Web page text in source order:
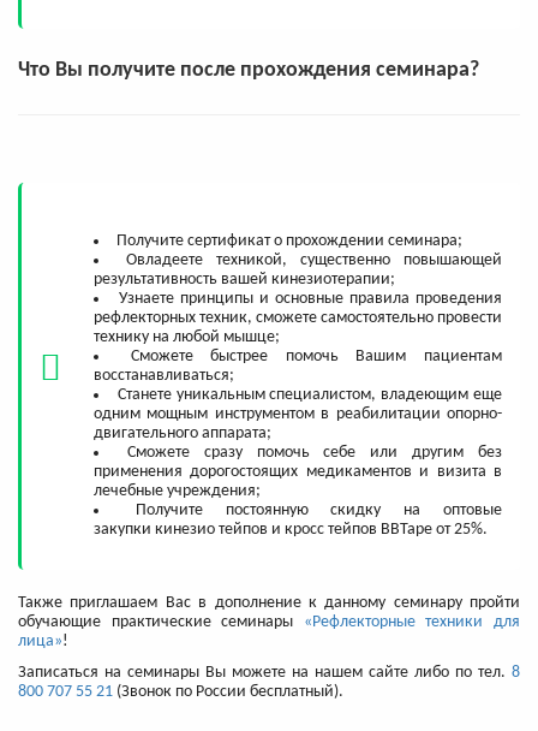
Что Вы получите после прохождения семинара?
Получите сертификат о прохождении семинара;
Овладеете техникой, существенно повышающей
результативность вашей кинезиотерапии;
Узнаете принципы и основные правила проведения
рефлекторных техник, сможете самостоятельно провести
технику на любой мышце;
Сможете быстрее помочь Вашим пациентам
восстанавливаться;
Станете уникальным специалистом, владеющим еще
одним мощным инструментом в реабилитации опорно-
двигательного аппарата;
Сможете сразу помочь себе или другим без
применения дорогостоящих медикаментов и визита в
лечебные учреждения;
Получите постоянную скидку на оптовые
закупки кинезио тейпов и кросс тейпов BBTape от 25%.
Также приглашаем Вас в дополнение к данному семинару пройти
обучающие практические семинары «Рефлекторные техники для
лица»!
Записаться на семинары Вы можете на нашем сайте либо по тел. 8
800 707 55 21 (Звонок по России бесплатный).